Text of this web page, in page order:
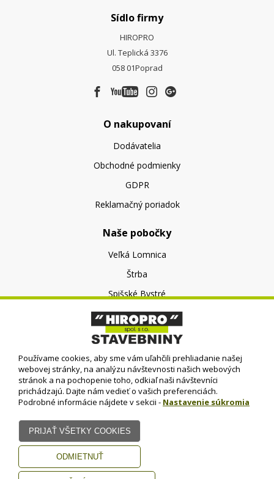
Sídlo firmy
HIROPRO
Ul. Teplická 3376
058 01Poprad
O nakupovaní
Dodávatelia
Obchodné podmienky
GDPR
Reklamačný poriadok
Naše pobočky
Veľká Lomnica
Štrba
Spišské Bystré
O nás
O spoločnosti
Kontakt
© HIROPRO, spol. s r.o.
Používame cookies, aby sme vám uľahčili prehliadanie našej
webovej stránky, na analýzu návštevnosti našich webových
stránok a na pochopenie toho, odkiaľ naši návštevníci
prichádzajú. Dajte nám vedieť o vašich preferenciách.
Podrobné informácie nájdete v sekcii - Nastavenie súkromia